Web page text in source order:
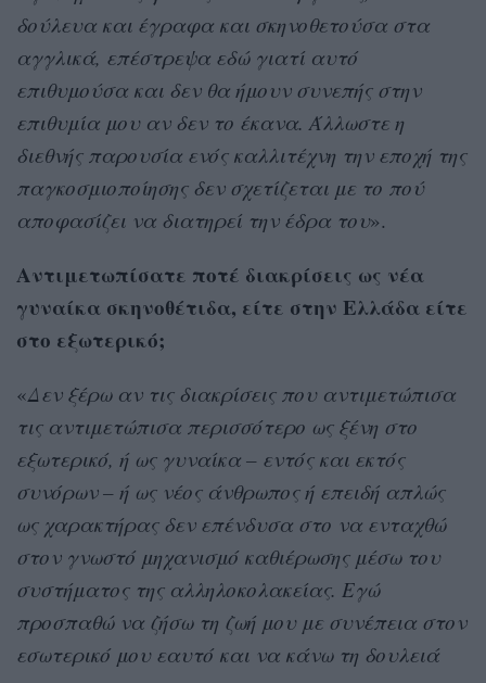
δούλευα και έγραφα και σκηνοθετούσα στα
αγγλικά, επέστρεψα εδώ γιατί αυτό
επιθυμούσα και δεν θα ήμουν συνεπής στην
επιθυμία μου αν δεν το έκανα. Άλλωστε η
διεθνής παρουσία ενός καλλιτέχνη την εποχή της
παγκοσμιοποίησης δεν σχετίζεται με το πού
αποφασίζει να διατηρεί την έδρα του».
Αντιμετωπίσατε ποτέ διακρίσεις ως νέα
γυναίκα σκηνοθέτιδα, είτε στην Ελλάδα είτε
στο εξωτερικό;
«Δεν ξέρω αν τις διακρίσεις που αντιμετώπισα
τις αντιμετώπισα περισσότερο ως ξένη στο
εξωτερικό, ή ως γυναίκα – εντός και εκτός
συνόρων – ή ως νέος άνθρωπος ή επειδή απλώς
ως χαρακτήρας δεν επένδυσα στο να ενταχθώ
στον γνωστό μηχανισμό καθιέρωσης μέσω του
συστήματος της αλληλοκολακείας. Εγώ
προσπαθώ να ζήσω τη ζωή μου με συνέπεια στον
εσωτερικό μου εαυτό και να κάνω τη δουλειά